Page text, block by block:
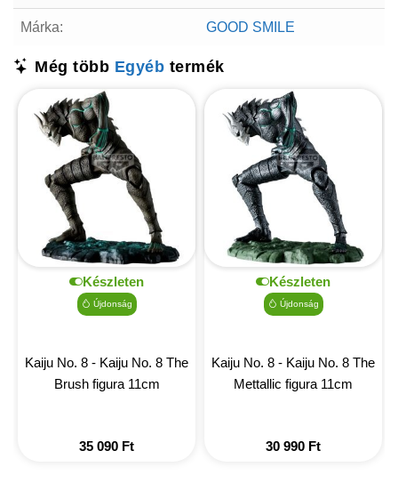
Márka: GOOD SMILE
Még több Egyéb termék
Készleten
Újdonság
Kaiju No. 8 - Kaiju No. 8 The
Brush figura 11cm
35 090 Ft
Készleten
Újdonság
Kaiju No. 8 - Kaiju No. 8 The
Mettallic figura 11cm
30 990 Ft